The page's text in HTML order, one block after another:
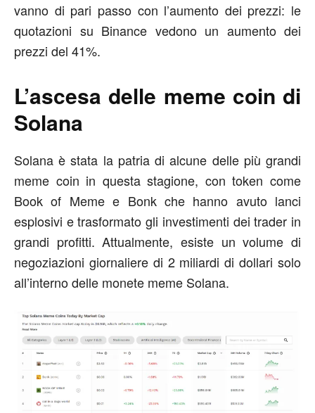
vanno di pari passo con l’aumento dei prezzi: le
quotazioni su Binance vedono un aumento dei
prezzi del 41%.
L’ascesa delle meme coin di
Solana
Solana è stata la patria di alcune delle più grandi
meme coin in questa stagione, con token come
Book of Meme e Bonk che hanno avuto lanci
esplosivi e trasformato gli investimenti dei trader in
grandi profitti. Attualmente, esiste un volume di
negoziazioni giornaliere di 2 miliardi di dollari solo
all’interno delle monete meme Solana.